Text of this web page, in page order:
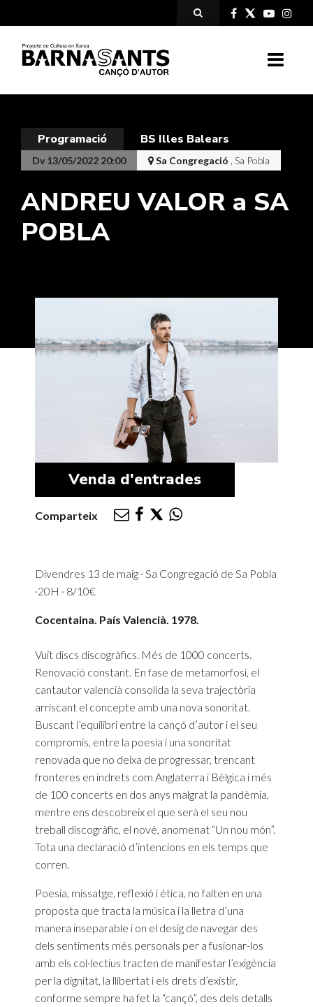
Programació BS Illes Balears
Dv 13/05/2022 20:00 Sa Congregació , Sa Pobla
ANDREU VALOR a SA
POBLA
Venda d'entrades
Comparteix
Divendres 13 de maig · Sa Congregació de Sa Pobla
·20H · 8/10€
Cocentaina. País Valencià. 1978.
Vuit discs discogràfics. Més de 1000 concerts.
Renovació constant. En fase de metamorfosi, el
cantautor valencià consolida la seva trajectòria
arriscant el concepte amb una nova sonoritat.
Buscant l’equilibri entre la cançó d’autor i el seu
compromís, entre la poesia i una sonoritat
renovada que no deixa de progressar, trencant
fronteres en indrets com Anglaterra i Bèlgica i més
de 100 concerts en dos anys malgrat la pandèmia,
mentre ens descobreix el que serà el seu nou
treball discogràfic, el novè, anomenat “Un nou món”.
Tota una declaració d’intencions en els temps que
corren.
Poesia, missatge, reflexió i ètica, no falten en una
proposta que tracta la música i la lletra d’una
manera inseparable i on el desig de navegar des
dels sentiments més personals per a fusionar-los
amb els col·lectius tracten de manifestar l’exigència
per la dignitat, la llibertat i els drets d’existir,
conforme sempre ha fet la “cançó”, des dels detalls